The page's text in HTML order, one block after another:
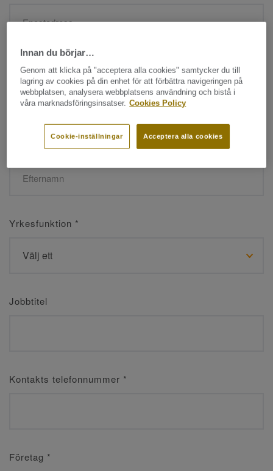
Namn*
Efternamn*
Yrkesfunktion *
Jobbtitel
Kontakts telefonnummer *
Företag *
Innan du börjar…
Genom att klicka på "acceptera alla cookies" samtycker du till
lagring av cookies på din enhet för att förbättra navigeringen på
webbplatsen, analysera webbplatsens användning och bistå i
våra marknadsföringsinsatser. Cookies Policy
Acceptera alla cookies
Cookie-inställningar